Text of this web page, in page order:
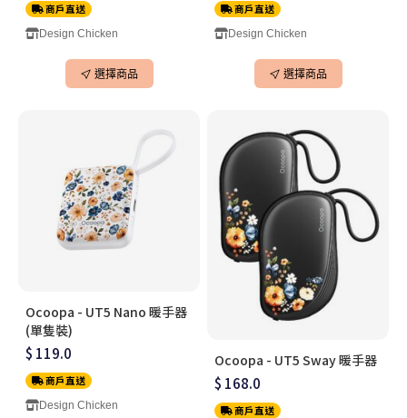
商戶直送
Design Chicken
選擇商品
商戶直送
Design Chicken
選擇商品
Ocoopa - UT5 Nano 暖手器
(單隻裝)
$ 119.0
商戶直送
Design Chicken
Ocoopa - UT5 Sway 暖手器
$ 168.0
商戶直送